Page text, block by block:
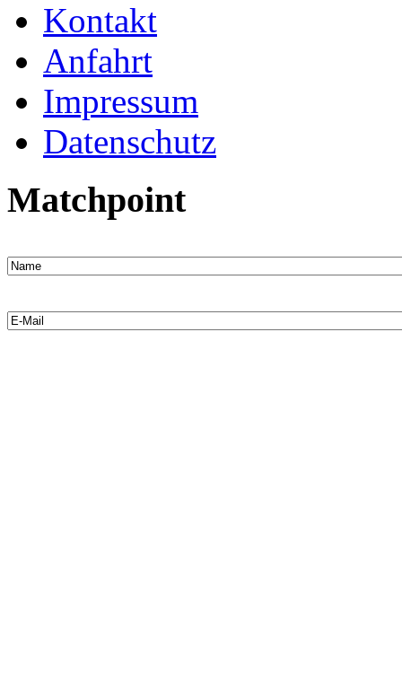
Kontakt
Anfahrt
Impressum
Datenschutz
Matchpoint